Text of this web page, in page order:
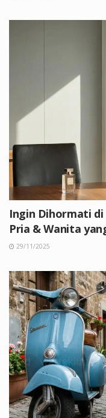
Ingin Dihormati di
Pria & Wanita
29/11/2025